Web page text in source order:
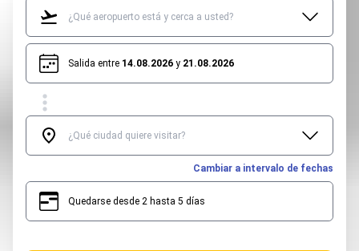
Salida entre 14.08.2026 y 21.08.2026
Cambiar a intervalo de fechas
Quedarse desde 2 hasta 5 días